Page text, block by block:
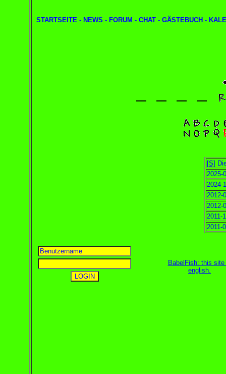
STARTSEITE - NEWS - FORUM - CHAT - GÄSTEBUCH -
[S]
2025-
2024-
2012-
2012-
2011-
2011-
BabelFish: this site
english.